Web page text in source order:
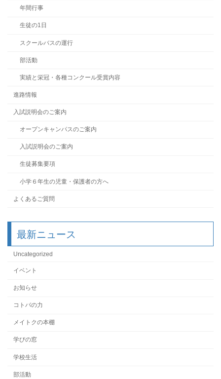
年間行事
生徒の1日
スクールバスの運行
部活動
実績と栄冠・各種コンクール受賞内容
進路情報
入試説明会のご案内
オープンキャンパスのご案内
入試説明会のご案内
生徒募集要項
小学６年生の児童・保護者の方へ
よくあるご質問
最新ニュース
Uncategorized
イベント
お知らせ
コトバの力
メイトクの本棚
学びの窓
学校生活
部活動